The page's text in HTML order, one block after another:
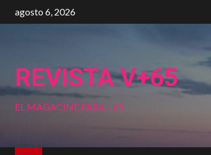
al
agosto 6, 2026
REVISTA V+65
EL MAGACINE PARA +65